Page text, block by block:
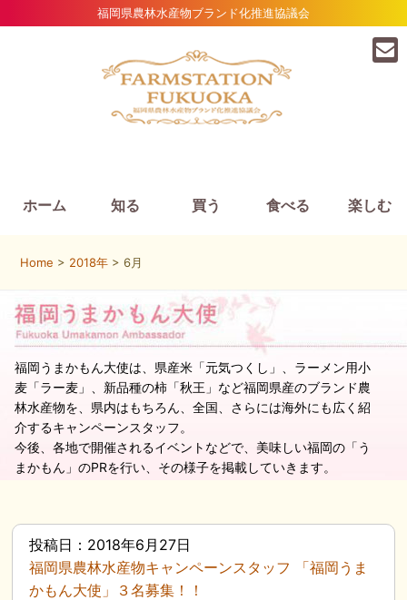
福岡県農林水産物ブランド化推進協議会
ホーム 知る 買う 食べる 楽しむ
Home > 2018年 > 6月
福岡うまかもん大使は、県産米「元気つくし」、ラーメン用小
麦「ラー麦」、新品種の柿「秋王」など福岡県産のブランド農
林水産物を、県内はもちろん、全国、さらには海外にも広く紹
介するキャンペーンスタッフ。
今後、各地で開催されるイベントなどで、美味しい福岡の「う
まかもん」のPRを行い、その様子を掲載していきます。
投稿日：2018年6月27日
福岡県農林水産物キャンペーンスタッフ 「福岡うま
かもん大使」３名募集！！